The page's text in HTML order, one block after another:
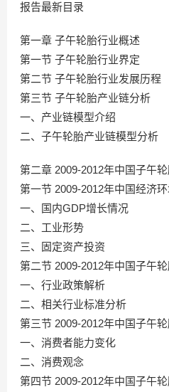
报告最新目录
第一章 子午轮胎行业概述
第一节 子午轮胎行业界定
第二节 子午轮胎行业发展历程
第三节 子午轮胎产业链分析
一、产业链模型介绍
二、子午轮胎产业链模型分析
第二章 2009-2012年中国子午
第一节 2009-2012年中国经济
一、国内GDP增长情况
二、工业形势
三、固定资产投资
第二节 2009-2012年中国子午
一、行业政策解析
二、相关行业标准分析
第三节 2009-2012年中国子午
一、消费者能力变化
二、消费观念
第四节 2009-2012年中国子午